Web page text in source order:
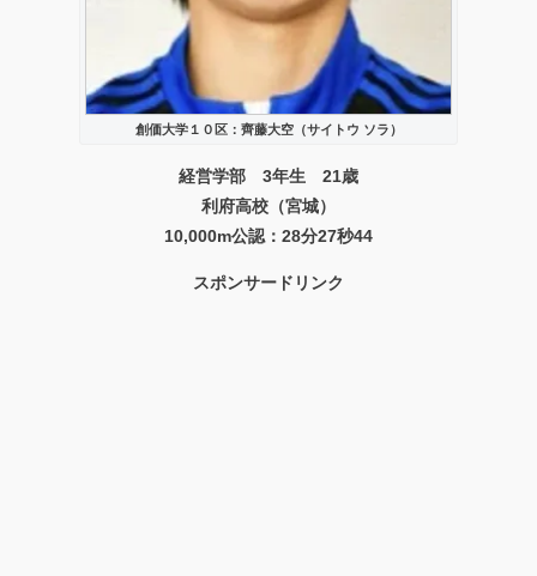
創価大学１０区：齊藤大空（サイトウ ソラ）
経営学部 3年生 21歳
利府高校（宮城）
10,000m公認：28分27秒44
スポンサードリンク